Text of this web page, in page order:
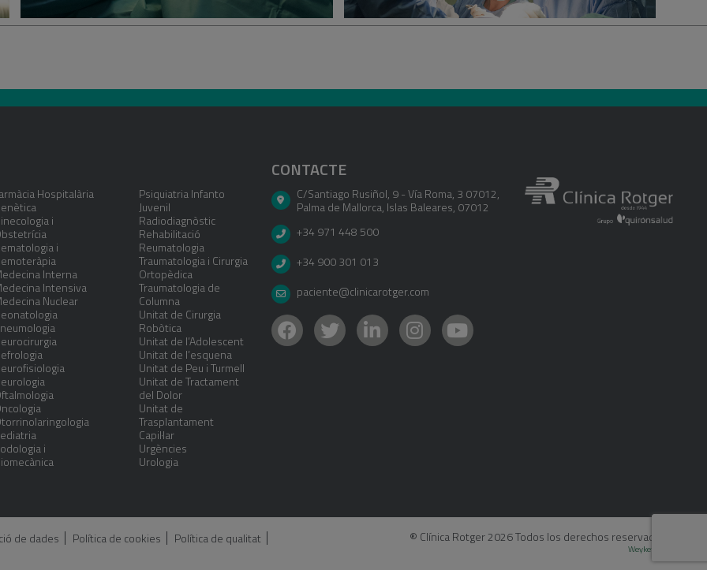
Hospitalària
i
i
Interna
Intensiva
Nuclear
i
Psiquiatria Infanto
Juvenil
Radiodiagnòstic
Rehabilitació
Reumatologia
Traumatologia i Cirurgia
Ortopèdica
Traumatologia de
Columna
Unitat de Cirurgia
Robòtica
Unitat de l’Adolescent
Unitat de l’esquena
Unitat de Peu i Turmell
Unitat de Tractament
del Dolor
Unitat de
Trasplantament
Capil·lar
Urgències
Urologia
CONTACTE
C/Santiago Rusiñol, 9 - Vía Roma, 3 07012,
Palma de Mallorca, Islas Baleares, 07012
+34 971 448 500
+34 900 301 013
paciente@clinicarotger.com
de dades Política de cookies Política de qualitat ® Clínica Rotger 2026 Todos los derechos reservados
Weyketing.com